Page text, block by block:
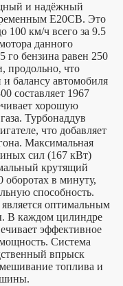
и надёжный
E20CB. Это
100 км/ч всего за 9.5
данного
го бензина равен 250
продольно, что
и балансу автомобиля
составляет 1967
хорошую
Турбонаддув
что добавляет
Максимальная
сил (167 кВт)
крутящий
в минуту,
способность.
оптимальным
В каждом цилиндре
эффективное
Система
впрыск
топлива и